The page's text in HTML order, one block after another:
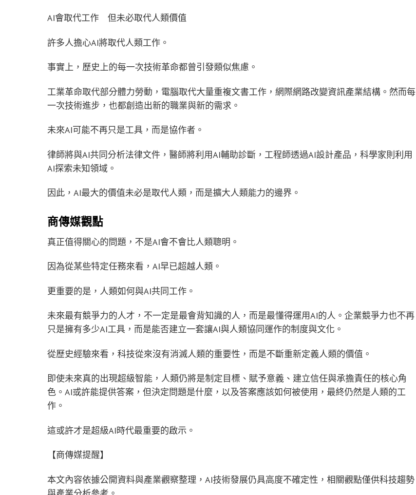
AI會取代工作 但未必取代人類價值
許多人擔心AI將取代人類工作。
事實上，歷史上的每一次技術革命都曾引發類似焦慮。
工業革命取代部分體力勞動，電腦取代大量重複文書工作，網際網路改變資訊產業結構。然而每
一次技術進步，也都創造出新的職業與新的需求。
未來AI可能不再只是工具，而是協作者。
律師將與AI共同分析法律文件，醫師將利用AI輔助診斷，工程師透過AI設計產品，科學家則利用
AI探索未知領域。
因此，AI最大的價值未必是取代人類，而是擴大人類能力的邊界。
商傳媒觀點
真正值得關心的問題，不是AI會不會比人類聰明。
因為從某些特定任務來看，AI早已超越人類。
更重要的是，人類如何與AI共同工作。
未來最有競爭力的人才，不一定是最會背知識的人，而是最懂得運用AI的人。企業競爭力也不再
只是擁有多少AI工具，而是能否建立一套讓AI與人類協同運作的制度與文化。
從歷史經驗來看，科技從來沒有消滅人類的重要性，而是不斷重新定義人類的價值。
即使未來真的出現超級智能，人類仍將是制定目標、賦予意義、建立信任與承擔責任的核心角
色。AI或許能提供答案，但決定問題是什麼，以及答案應該如何被使用，最終仍然是人類的工
作。
這或許才是超級AI時代最重要的啟示。
【商傳媒提醒】
本文內容依據公開資料與產業觀察整理，AI技術發展仍具高度不確定性，相關觀點僅供科技趨勢